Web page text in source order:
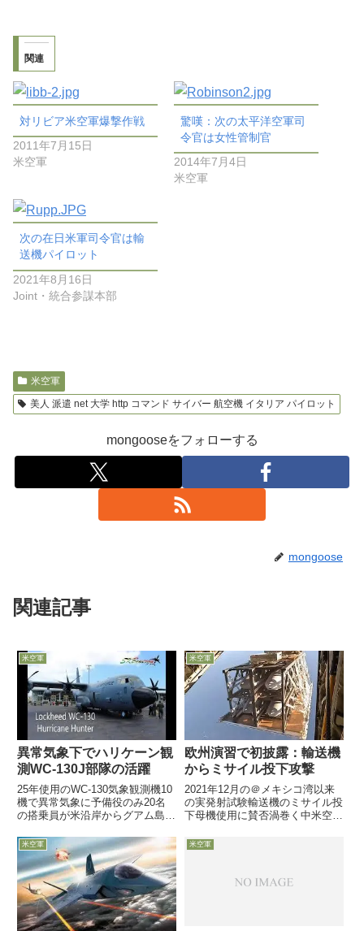
関連
対リビア米空軍爆撃作戦
2011年7月15日
米空軍
驚嘆：次の太平洋空軍司
令官は女性管制官
2014年7月4日
米空軍
次の在日米軍司令官は輸
送機パイロット
2021年8月16日
Joint・統合参謀本部
米空軍
美人 派遣 net 大学 http コマンド サイバー 航空機 イタリア パイロット
mongooseをフォローする
mongoose
関連記事
米空軍
異常気象下でハリケーン観
測WC-130J部隊の活躍
25年使用のWC-130気象観測機10
機で異常気象に予備役のみ20名
の搭乗員が米沿岸からグアム島付
観測要請に5月6日付米空軍協会
web記事が、ハリケーン観測を中
心とした気象測定を担うミシシッ
ピ州Keesler空...
米空軍
欧州演習で初披露：輸送機
からミサイル投下攻撃
2021年12月の＠メキシコ湾以来
の実発射試験輸送機のミサイル投
下母機使用に賛否渦巻く中米空軍
11月9日、米特殊作戦軍所属の
られたJAS...
米空軍 米空軍